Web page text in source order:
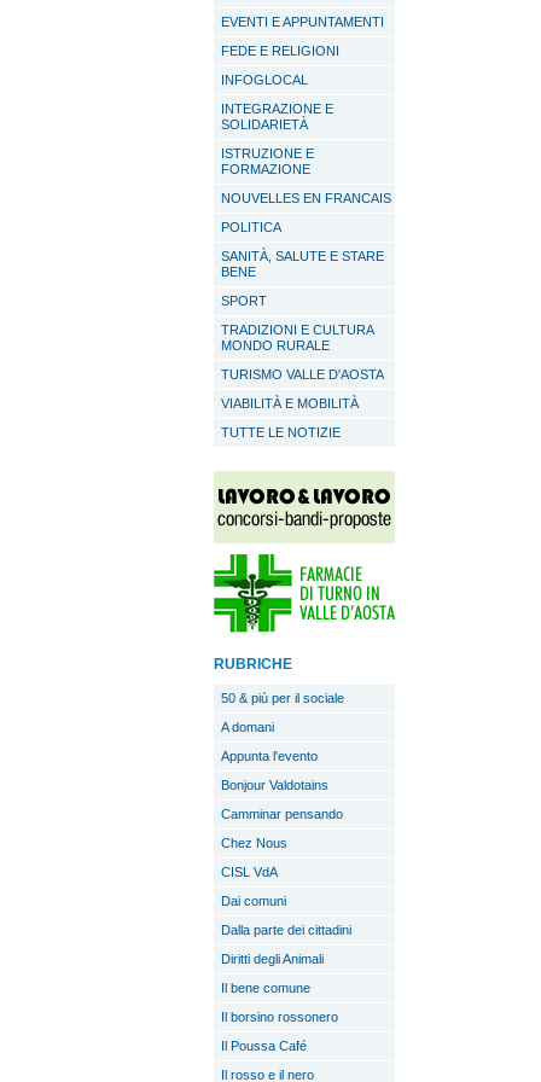
EVENTI E APPUNTAMENTI
FEDE E RELIGIONI
INFOGLOCAL
INTEGRAZIONE E
SOLIDARIETÀ
ISTRUZIONE E
FORMAZIONE
NOUVELLES EN FRANCAIS
POLITICA
SANITÀ, SALUTE E STARE
BENE
SPORT
TRADIZIONI E CULTURA
MONDO RURALE
TURISMO VALLE D'AOSTA
VIABILITÀ E MOBILITÀ
TUTTE LE NOTIZIE
RUBRICHE
50 & più per il sociale
A domani
Appunta l'evento
Bonjour Valdotains
Camminar pensando
Chez Nous
CISL VdA
Dai comuni
Dalla parte dei cittadini
Diritti degli Animali
Il bene comune
Il borsino rossonero
Il Poussa Café
Il rosso e il nero